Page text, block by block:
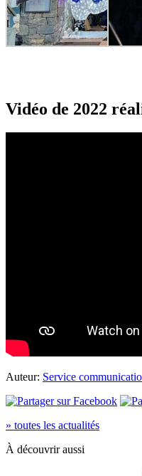
Vidéo de 2022
Auteur: Service
» toutes les actualités
À découvrir aussi